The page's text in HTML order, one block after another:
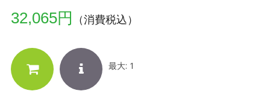
32,065円 （消費税込）
最大: 1